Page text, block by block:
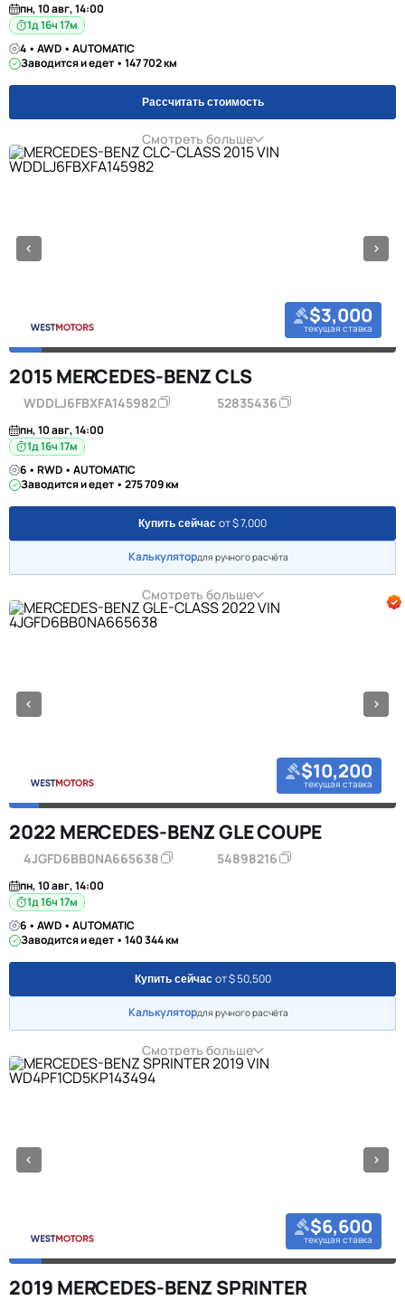
пн, 10 авг, 14:00
1д 16ч 17м
4 • AWD • AUTOMATIC
Заводится и едет • 147 702 км
Рассчитать стоимость
Смотреть больше
$3,000
текущая ставка
2015 MERCEDES-BENZ CLS
WDDLJ6FBXFA145982 52835436
пн, 10 авг, 14:00
1д 16ч 17м
6 • RWD • AUTOMATIC
Заводится и едет • 275 709 км
Купить сейчас от $ 7,000
Калькулятордля ручного расчёта
Смотреть больше
$10,200
текущая ставка
2022 MERCEDES-BENZ GLE COUPE
4JGFD6BB0NA665638 54898216
пн, 10 авг, 14:00
1д 16ч 17м
6 • AWD • AUTOMATIC
Заводится и едет • 140 344 км
Купить сейчас от $ 50,500
Калькулятордля ручного расчёта
Смотреть больше
$6,600
текущая ставка
2019 MERCEDES-BENZ SPRINTER